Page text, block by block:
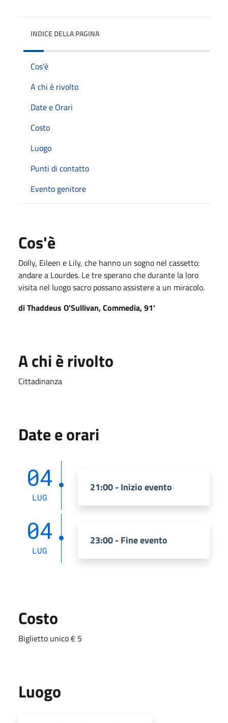
INDICE DELLA PAGINA
Cos'è
A chi è rivolto
Date e Orari
Costo
Luogo
Punti di contatto
Evento genitore
Cos'è
Dolly, Eileen e Lily, che hanno un sogno nel cassetto:
andare a Lourdes. Le tre sperano che durante la loro
visita nel luogo sacro possano assistere a un miracolo.
di Thaddeus O'Sullivan, Commedia, 91'
A chi è rivolto
Cittadinanza
Date e orari
04
LUG
21:00 - Inizio evento
04
LUG
23:00 - Fine evento
Costo
Biglietto unico € 5
Luogo